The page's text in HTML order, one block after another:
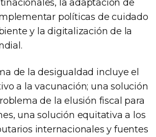
la adaptación de
políticas de cuidado
y la digitalización de la
de la desigualdad incluye el
a la vacunación; una solución
de la elusión fiscal para
una solución equitativa a los
internacionales y fuentes